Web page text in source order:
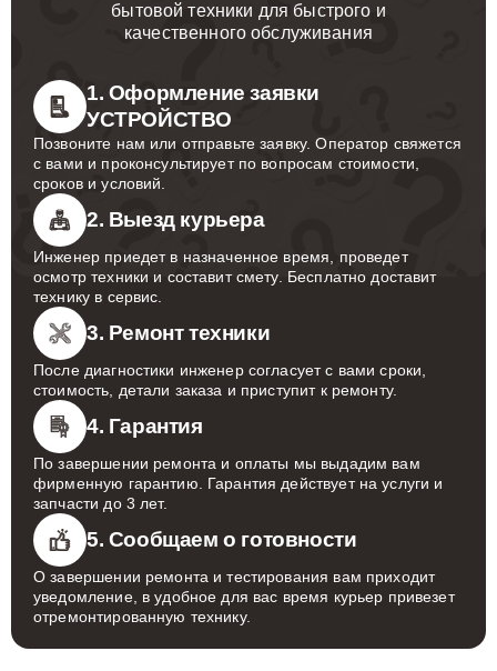
бытовой техники для быстрого и
качественного обслуживания
1. Оформление заявки
УСТРОЙСТВО
Позвоните нам или отправьте заявку. Оператор свяжется
с вами и проконсультирует по вопросам стоимости,
сроков и условий.
2. Выезд курьера
Инженер приедет в назначенное время, проведет
осмотр техники и составит смету. Бесплатно доставит
технику в сервис.
3. Ремонт техники
После диагностики инженер согласует с вами сроки,
стоимость, детали заказа и приступит к ремонту.
4. Гарантия
По завершении ремонта и оплаты мы выдадим вам
фирменную гарантию. Гарантия действует на услуги и
запчасти до 3 лет.
5. Сообщаем о готовности
О завершении ремонта и тестирования вам приходит
уведомление, в удобное для вас время курьер привезет
отремонтированную технику.